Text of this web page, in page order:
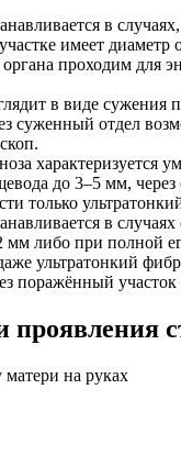
в
имеет диаметр
проходим для
в виде сужения
суженный отдел
характеризуется
до 3–5 мм,
только
в
мм либо при полной
ультратонкий
поражённый